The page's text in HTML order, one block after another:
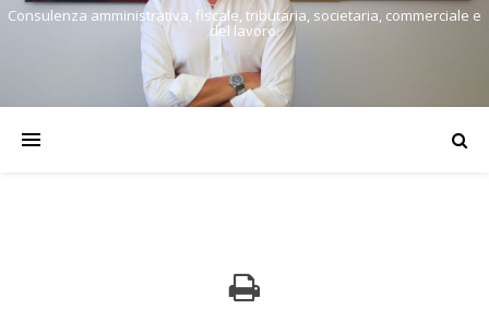
Consulenza amministrativa, fiscale, tributaria, societaria, commerciale e
del lavoro.